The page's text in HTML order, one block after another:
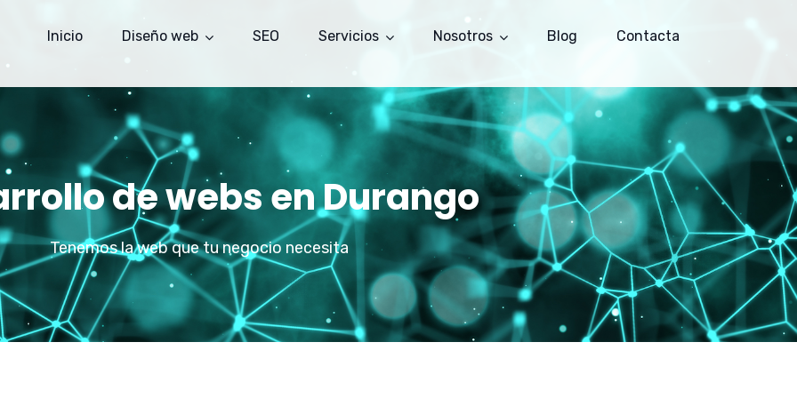
Inicio Diseño web SEO Servicios Nosotros Blog Contacta
de webs en Durango
Tenemos la web que tu negocio necesita